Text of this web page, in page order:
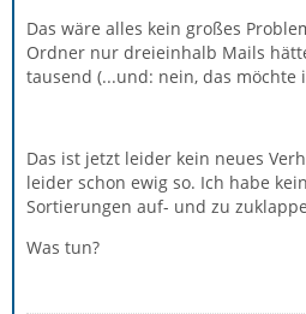
Das wäre alles kein großes
Ordner nur dreieinhalb Mails
tausend (...und: nein, das möchte
Das ist jetzt leider kein neues
leider schon ewig so. Ich habe
Sortierungen auf- und zu
Was tun?